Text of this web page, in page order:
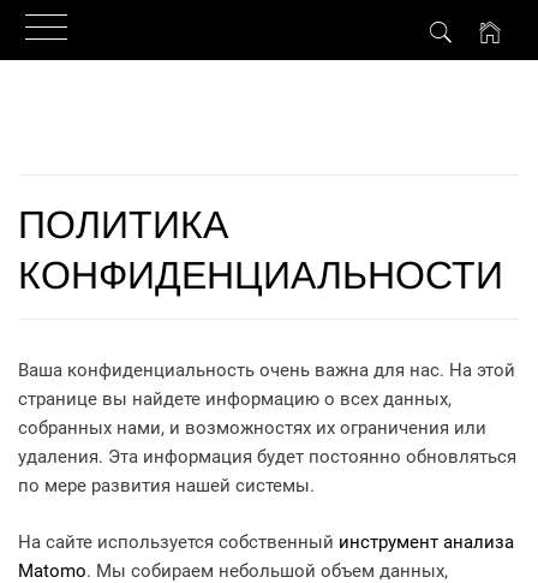
ПОЛИТИКА
КОНФИДЕНЦИАЛЬНОСТИ
Ваша конфиденциальность очень важна для нас. На этой
странице вы найдете информацию о всех данных,
собранных нами, и возможностях их ограничения или
удаления. Эта информация будет постоянно обновляться
по мере развития нашей системы.
На сайте используется собственный инструмент анализа
Matomo. Мы собираем небольшой объем данных,